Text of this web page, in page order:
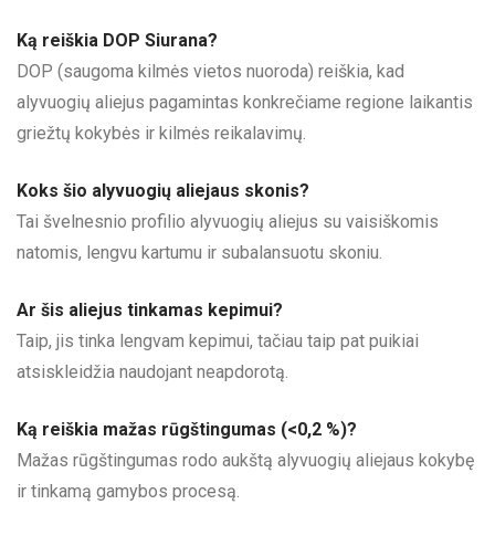
Ką reiškia DOP Siurana?
DOP (saugoma kilmės vietos nuoroda) reiškia, kad
alyvuogių aliejus pagamintas konkrečiame regione laikantis
griežtų kokybės ir kilmės reikalavimų.
Koks šio alyvuogių aliejaus skonis?
Tai švelnesnio profilio alyvuogių aliejus su vaisiškomis
natomis, lengvu kartumu ir subalansuotu skoniu.
Ar šis aliejus tinkamas kepimui?
Taip, jis tinka lengvam kepimui, tačiau taip pat puikiai
atsiskleidžia naudojant neapdorotą.
Ką reiškia mažas rūgštingumas (<0,2 %)?
Mažas rūgštingumas rodo aukštą alyvuogių aliejaus kokybę
ir tinkamą gamybos procesą.